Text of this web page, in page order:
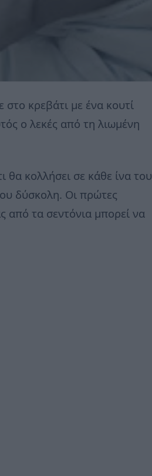
στο κρεβάτι με ένα κουτί
ο λεκές από τη λιωμένη
θα κολλήσει σε κάθε ίνα του
δύσκολη. Οι πρώτες
από τα σεντόνια μπορεί να